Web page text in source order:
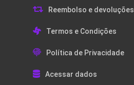
Reembolso e devoluções
Termos e Condições
Política de Privacidade
Acessar dados